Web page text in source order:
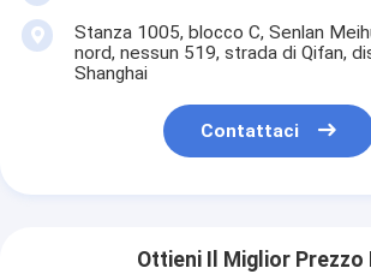
Stanza 1005, blocco C, Senlan
nord, nessun 519, strada di Qifan,
Shanghai
Contattaci
Ottieni Il Miglior Prezzo